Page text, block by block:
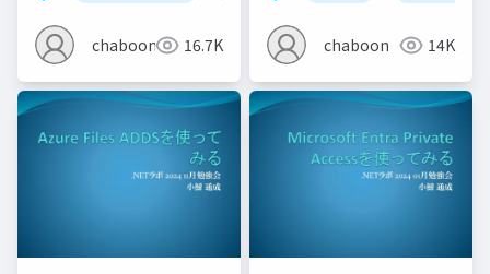
chaboon 16.7K chaboon 14K